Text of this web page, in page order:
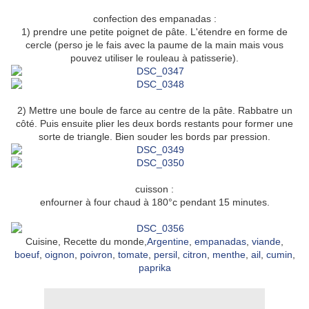
confection des empanadas :
1) prendre une petite poignet de pâte. L'étendre en forme de
cercle (perso je le fais avec la paume de la main mais vous
pouvez utiliser le rouleau à patisserie).
2) Mettre une boule de farce au centre de la pâte. Rabbatre un
côté. Puis ensuite plier les deux bords restants pour former une
sorte de triangle. Bien souder les bords par pression.
cuisson :
enfourner à four chaud à 180°c pendant 15 minutes.
Cuisine, Recette du monde, Argentine empanadas viande
boeuf, oignon poivron tomate, persil, citron menthe, ail, cumin
paprika